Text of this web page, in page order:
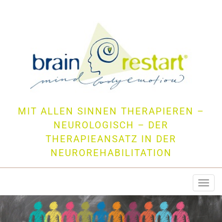
MIT ALLEN SINNEN THERAPIEREN –
NEUROLOGISCH – DER
THERAPIEANSATZ IN DER
NEUROREHABILITATION